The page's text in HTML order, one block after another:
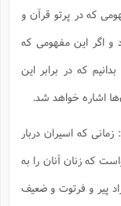
که در پرتو قرآن و
اگر این مفهومی که
که در برابر این
اشاره خواهد شد.
زمانی که اسیران دربار
که زنان آنان را به
پیر و فرتوت و ضعیف